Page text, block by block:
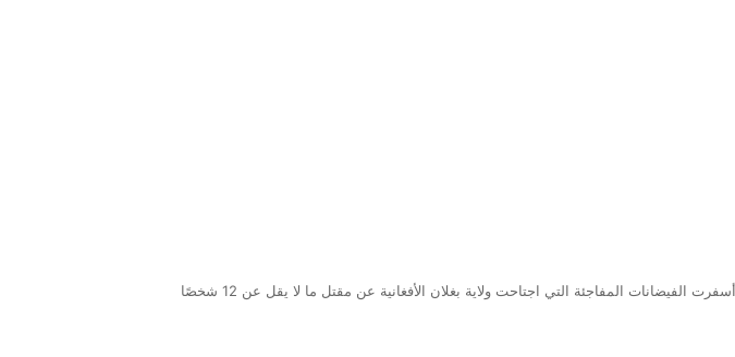
أسفرت الفيضانات المفاجئة التي اجتاحت ولاية بغلان الأفغانية عن مقتل ما لا يقل عن 12 شخصًا